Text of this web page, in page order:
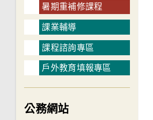
暑期重補修課程
課業輔導
課程諮詢專區
戶外教育填報專區
公務網站